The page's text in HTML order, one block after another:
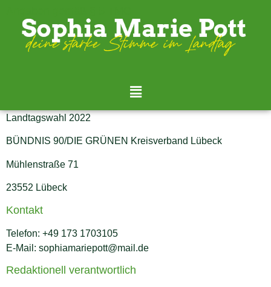
Landtagswahl 2022
BÜNDNIS 90/DIE GRÜNEN Kreisverband Lübeck
Mühlenstraße 71
23552 Lübeck
Kontakt
Telefon: +49 173 1703105
E-Mail: sophiamariepott@mail.de
Redaktionell verantwortlich